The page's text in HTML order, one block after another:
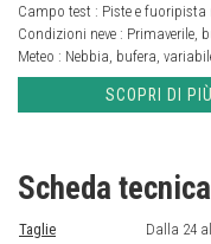
Campo test : Piste e fuoripista
Condizioni neve : Primaverile,
Meteo : Nebbia, bufera,
SCOPRI DI
Scheda tecnica
Taglie
Dalla 24